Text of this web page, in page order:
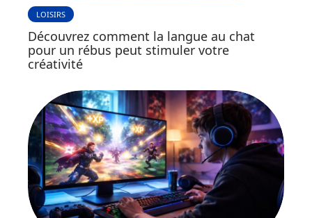
LOISIRS
Découvrez comment la langue au chat
pour un rébus peut stimuler votre
créativité